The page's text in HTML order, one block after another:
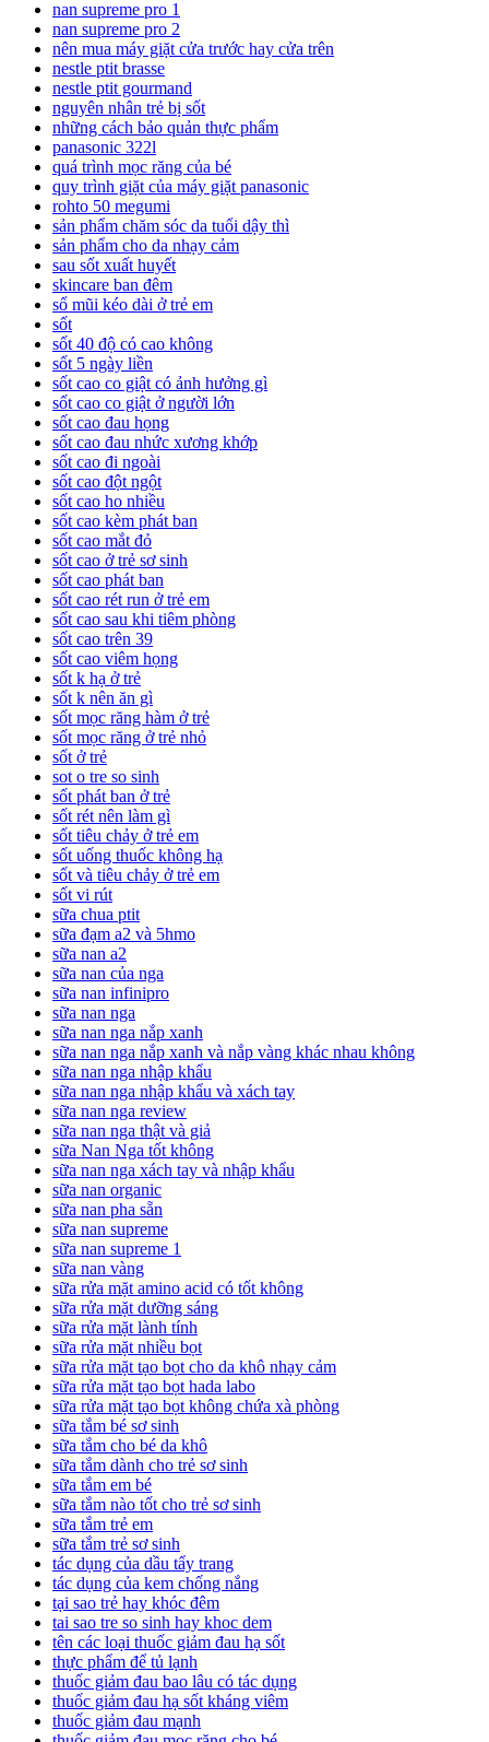
nan supreme pro 1
nan supreme pro 2
nên mua máy giặt cửa trước hay cửa trên
nestle ptit brasse
nestle ptit gourmand
nguyên nhân trẻ bị sốt
những cách bảo quản thực phẩm
panasonic 322l
quá trình mọc răng của bé
quy trình giặt của máy giặt panasonic
rohto 50 megumi
sản phẩm chăm sóc da tuổi dậy thì
sản phẩm cho da nhạy cảm
sau sốt xuất huyết
skincare ban đêm
sổ mũi kéo dài ở trẻ em
sốt
sốt 40 độ có cao không
sốt 5 ngày liền
sốt cao co giật có ảnh hưởng gì
sốt cao co giật ở người lớn
sốt cao đau họng
sốt cao đau nhức xương khớp
sốt cao đi ngoài
sốt cao đột ngột
sốt cao ho nhiều
sốt cao kèm phát ban
sốt cao mắt đỏ
sốt cao ở trẻ sơ sinh
sốt cao phát ban
sốt cao rét run ở trẻ em
sốt cao sau khi tiêm phòng
sốt cao trên 39
sốt cao viêm họng
sốt k hạ ở trẻ
sốt k nên ăn gì
sốt mọc răng hàm ở trẻ
sốt mọc răng ở trẻ nhỏ
sốt ở trẻ
sot o tre so sinh
sốt phát ban ở trẻ
sốt rét nên làm gì
sốt tiêu chảy ở trẻ em
sốt uống thuốc không hạ
sốt và tiêu chảy ở trẻ em
sốt vi rút
sữa chua ptit
sữa đạm a2 và 5hmo
sữa nan a2
sữa nan của nga
sữa nan infinipro
sữa nan nga
sữa nan nga nắp xanh
sữa nan nga nắp xanh và nắp vàng khác nhau không
sữa nan nga nhập khẩu
sữa nan nga nhập khẩu và xách tay
sữa nan nga review
sữa nan nga thật và giả
sữa Nan Nga tốt không
sữa nan nga xách tay và nhập khẩu
sữa nan organic
sữa nan pha sẵn
sữa nan supreme
sữa nan supreme 1
sữa nan vàng
sữa rửa mặt amino acid có tốt không
sữa rửa mặt dưỡng sáng
sữa rửa mặt lành tính
sữa rửa mặt nhiều bọt
sữa rửa mặt tạo bọt cho da khô nhạy cảm
sữa rửa mặt tạo bọt hada labo
sữa rửa mặt tạo bọt không chứa xà phòng
sữa tắm bé sơ sinh
sữa tắm cho bé da khô
sữa tắm dành cho trẻ sơ sinh
sữa tắm em bé
sữa tắm nào tốt cho trẻ sơ sinh
sữa tắm trẻ em
sữa tắm trẻ sơ sinh
tác dụng của dầu tẩy trang
tác dụng của kem chống nắng
tại sao trẻ hay khóc đêm
tai sao tre so sinh hay khoc dem
tên các loại thuốc giảm đau hạ sốt
thực phẩm để tủ lạnh
thuốc giảm đau bao lâu có tác dụng
thuốc giảm đau hạ sốt kháng viêm
thuốc giảm đau mạnh